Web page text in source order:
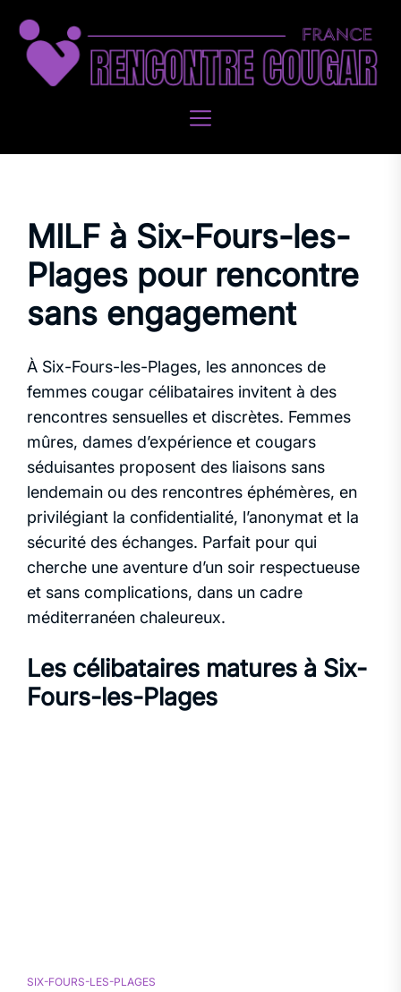
content
MILF à Six-Fours-les-
Plages pour rencontre
sans engagement
À Six-Fours-les-Plages, les annonces de
femmes cougar célibataires invitent à des
rencontres sensuelles et discrètes. Femmes
mûres, dames d’expérience et cougars
séduisantes proposent des liaisons sans
lendemain ou des rencontres éphémères, en
privilégiant la confidentialité, l’anonymat et la
sécurité des échanges. Parfait pour qui
cherche une aventure d’un soir respectueuse
et sans complications, dans un cadre
méditerranéen chaleureux.
Les célibataires matures à Six-
Fours-les-Plages
SIX-FOURS-LES-PLAGES